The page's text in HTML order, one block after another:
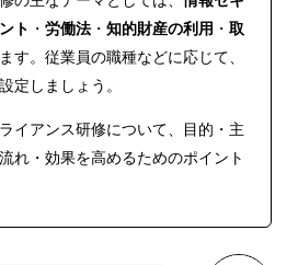
ト ・ 労働法 ・ 知的財産の利用 ・ 取
す。従業員の職種などに応じて、
定しましょう。
イアンス研修について、目的・主
れ・効果を高めるためのポイント